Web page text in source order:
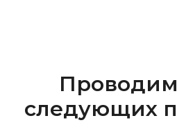
следующих